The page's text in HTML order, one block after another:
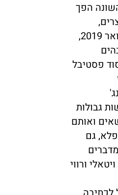
הפך
משוררים וסופרים ממוצא אתיופי בבית-הסופר בתל אביב, ייסודו של כתב העת "סלון הדחויים" בינואר 2019,
פסטיבל
גבולות
ואותם
גם
ורווי